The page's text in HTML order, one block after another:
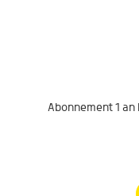
Abonnement 1